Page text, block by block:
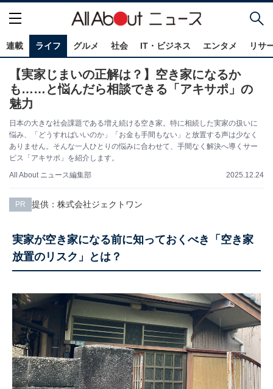
連載 ライフ グルメ 社会 IT・ビジネス エンタメ リサ
【実家じまいの正解は？】空き家になるか
も……と悩んだら相談できる「アキサポ」の
魅力
日本の大きな社会課題である増え続ける空き家。特に相続した実家の扱いに
悩み、「どうすればいいのか」「お金も手間もない」と放置する声は少なく
ありません。そんな一人ひとりの悩みに合わせて、手間なく解決へ導くサー
ビス「アキサポ」を紹介します。
All About ニュース編集部
2025.12.24
PR 提供：株式会社ジェクトワン
実家が空き家になる前に知っておくべき「空き家
放置のリスク」とは？